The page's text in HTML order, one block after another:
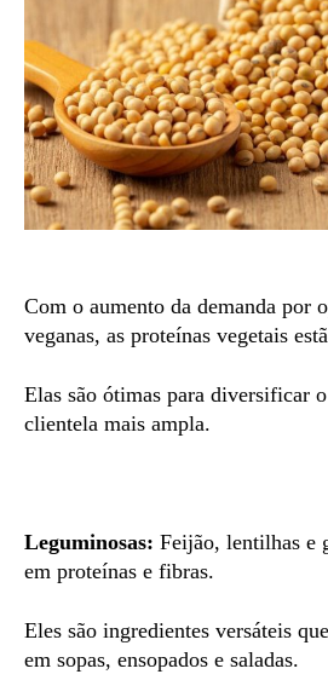
Com o aumento da demanda por
veganas, as proteínas vegetais
Elas são ótimas para diversificar
clientela mais ampla.
Leguminosas: Feijão, lentilhas e
em proteínas e fibras.
Eles são ingredientes versáteis
em sopas, ensopados e saladas.